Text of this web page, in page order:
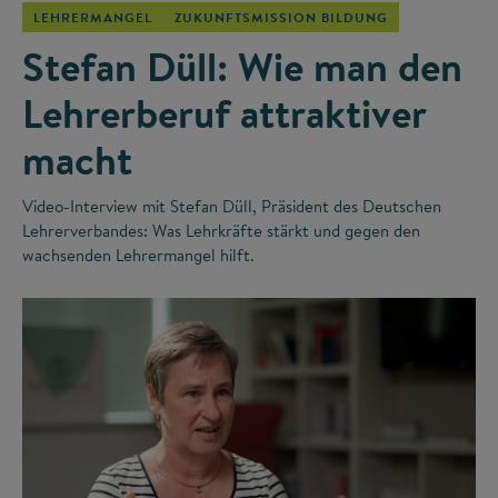
LEHRERMANGEL ZUKUNFTSMISSION BILDUNG
Stefan Düll: Wie man den
Lehrerberuf attraktiver
macht
Video-Interview mit Stefan Düll, Präsident des Deutschen
Lehrerverbandes: Was Lehrkräfte stärkt und gegen den
wachsenden Lehrermangel hilft.